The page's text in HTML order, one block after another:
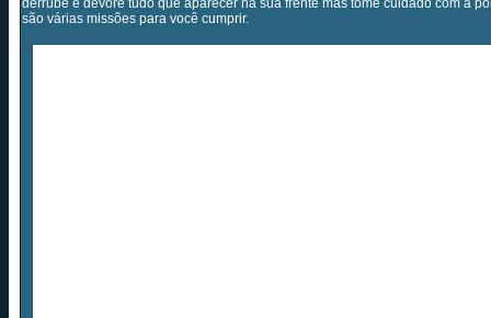
derrube e devore tudo que aparecer na sua frente mas tome cuidado com a
são várias missões para você cumprir.